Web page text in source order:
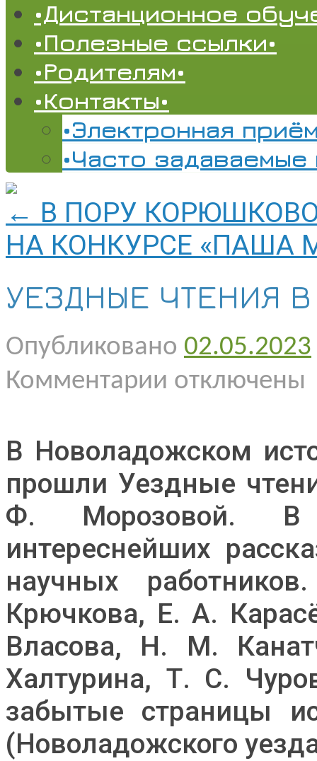
•Дистанционное
•Полезные ссылки•
•Родителям•
•Контакты•
•Электронная
•Часто
← В ПОРУ
НА КОНКУРСЕ «ПАША
УЕЗДНЫЕ ЧТЕНИЯ
Опубликовано 02.05.2023
Комментарии записи
отключены
В Новоладожском
прошли Уездные
Ф. Морозовой.
интереснейших
научных
Крючкова, Е. А.
Власова, Н. М.
Халтурина, Т. С.
забытые страницы
(Новоладожского